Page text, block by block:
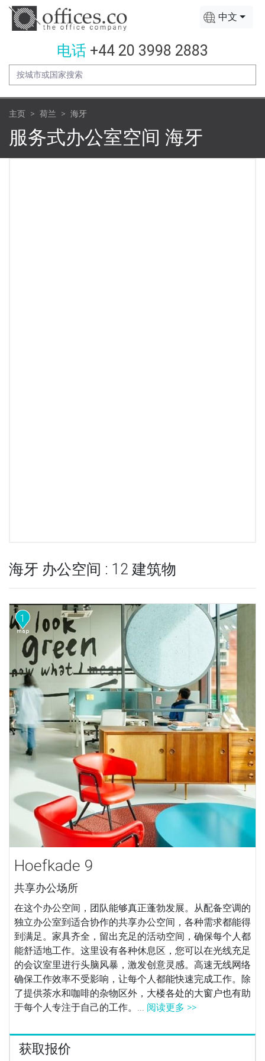
中文
电话 +44 20 3998 2883
主页 荷兰 海牙
服务式办公室空间 海牙
海牙 办公空间 : 12 建筑物
1
Hoefkade 9
共享办公场所
在这个办公空间，团队能够真正蓬勃发展。从配备空调的
独立办公室到适合协作的共享办公空间，各种需求都能得
到满足。家具齐全，留出充足的活动空间，确保每个人都
能舒适地工作。这里设有各种休息区，您可以在光线充足
的会议室里进行头脑风暴，激发创意灵感。高速无线网络
确保工作效率不受影响，让每个人都能快速完成工作。除
了提供茶水和咖啡的杂物区外，大楼各处的大窗户也有助
于每个人专注于自己的工作。... 阅读更多 >>
获取报价